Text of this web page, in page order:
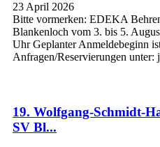
23 April 2026
Bitte vormerken: EDEKA
Blankenloch vom 3. bis 5.
Uhr Geplanter Anmeldebeginn
Anfragen/Reservierungen unter:
19. Wolfgang-Schmidt-
SV Bl...